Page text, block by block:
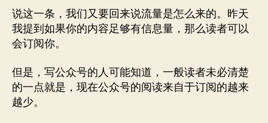
诸
感
情
说这一条，我们又要回来说流量是怎么来的。昨天
我提到如果你的内容足够有信息量，那么读者可以
会订阅你。
但是，写公众号的人可能知道，一般读者未必清楚
的一点就是，现在公众号的阅读来自于订阅的越来
越少。